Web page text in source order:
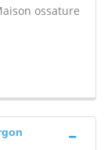
ossature